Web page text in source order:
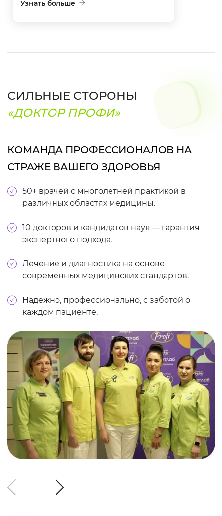
Узнать больше
СИЛЬНЫЕ СТОРОНЫ
«ДОКТОР ПРОФИ»
КОМАНДА ПРОФЕССИОНАЛОВ НА
СТРАЖЕ ВАШЕГО ЗДОРОВЬЯ
50+ врачей с многолетней практикой в
различных областях медицины.
10 докторов и кандидатов наук — гарантия
экспертного подхода.
Лечение и диагностика на основе
современных медицинских стандартов.
Надежно, профессионально, с заботой о
каждом пациенте.